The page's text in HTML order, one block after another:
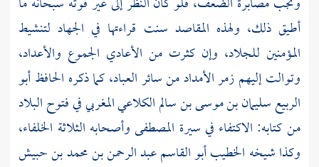
أطيق ذلك، ولهذه المقاصد سنت قراءتها في الجهاد لتنشيط
المؤمنين للجلاد، وإن كثرت من الأعادي الجموع والأعداد،
وتوالت إليهم زمر الأمداد من سائر العباد، كما ذكره الحافظ أبو
الربيع سليمان بن موسى بن سالم الكلاعي المغربيفي فتوح البلاد
من كتابه: الاكتفاء في سيرة المصطفى وأصحابه الثلاثة الخلفاء،
وكذا شيخه الخطيب أبو القاسم عبد الرحمن بن محمد بن حبيش